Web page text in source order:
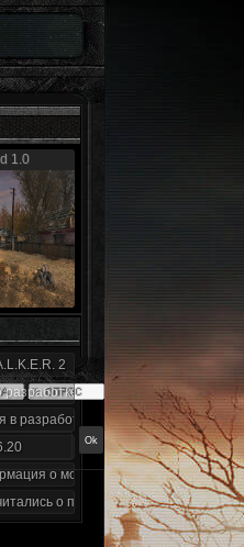
1.0
2
разработке!
о моде за июнь 2020
о проделанной работе